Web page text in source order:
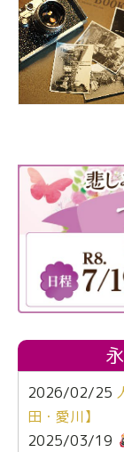
2026/02/25
田・愛川】
2025/03/19